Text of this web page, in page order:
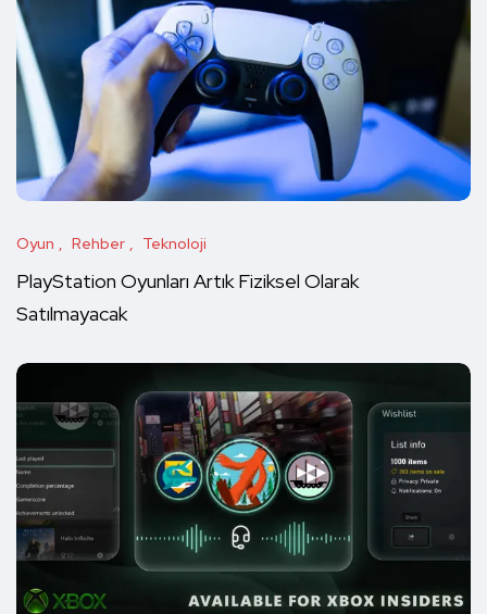
Oyun Rehber Teknoloji
PlayStation Oyunları Artık Fiziksel Olarak
Satılmayacak